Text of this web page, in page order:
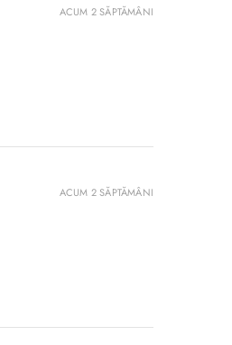
ACUM 2 SĂPTĂMÂNI
ACUM 2 SĂPTĂMÂNI